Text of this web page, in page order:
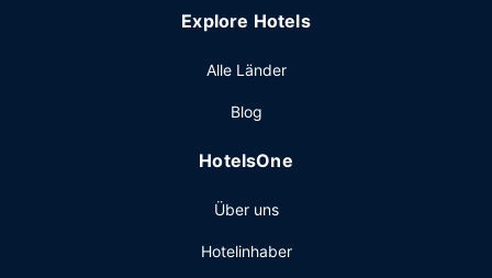
Sonstige Einrichtungen
Die Rezeption ist nur zu bestimmten Zeiten besetzt. Für
Tagungsräume. Der Flughafentransfer (auf Anfrage) ist
Parken ohne Service (kostenlos).
Explore Hotels
Alle Länder
Blog
HotelsOne
Über uns
Hotelinhaber